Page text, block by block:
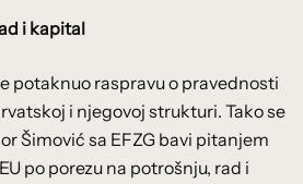
i kapital
potaknuo raspravu o pravednosti
i njegovoj strukturi. Tako se
Šimović sa EFZG bavi pitanjem
po porezu na potrošnju, rad i